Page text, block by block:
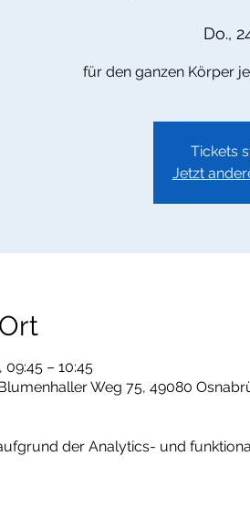
Do.,
für den ganzen Körper
Tickets
Jetzt
09:45 – 10:45
Weg 75, 49080
der Analytics- und